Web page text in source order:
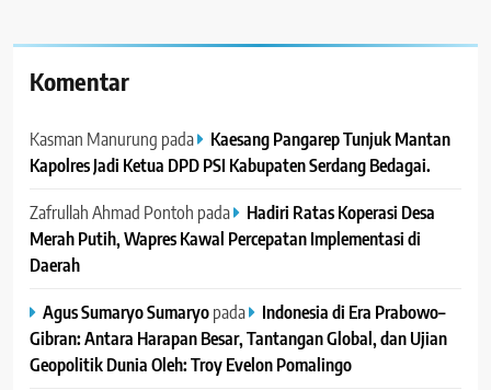
Komentar
Kasman Manurung pada
Kaesang Pangarep Tunjuk Mantan
Kapolres Jadi Ketua DPD PSI Kabupaten Serdang Bedagai. ‎ ‎
Zafrullah Ahmad Pontoh pada
Hadiri Ratas Koperasi Desa
Merah Putih, Wapres Kawal Percepatan Implementasi di
Daerah
Agus Sumaryo Sumaryopada
Indonesia di Era Prabowo–
Gibran: Antara Harapan Besar, Tantangan Global, dan Ujian
Geopolitik Dunia Oleh: Troy Evelon Pomalingo